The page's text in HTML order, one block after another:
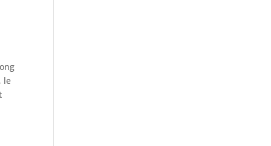
le